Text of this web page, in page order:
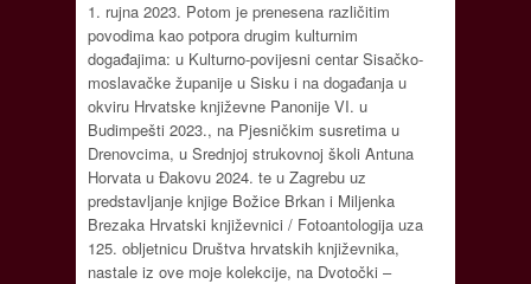
1. rujna 2023. Potom je prenesena različitim
povodima kao potpora drugim kulturnim
događajima: u Kulturno-povijesni centar Sisačko-
moslavačke županije u Sisku i na događanja u
okviru Hrvatske književne Panonije VI. u
Budimpešti 2023., na Pjesničkim susretima u
Drenovcima, u Srednjoj strukovnoj školi Antuna
Horvata u Đakovu 2024. te u Zagrebu uz
predstavljanje knjige Božice Brkan i Miljenka
Brezaka Hrvatski književnici / Fotoantologija uza
125. obljetnicu Društva hrvatskih književnika,
nastale iz ove moje kolekcije, na Dvotočki –